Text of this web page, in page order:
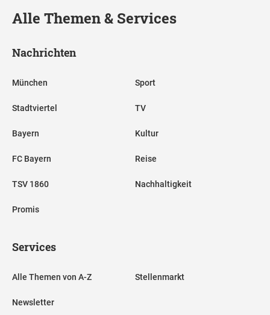
Alle Themen & Services
Nachrichten
München
Stadtviertel
Bayern
FC Bayern
TSV 1860
Promis
Sport
TV
Kultur
Reise
Nachhaltigkeit
Services
Alle Themen von A-Z
Newsletter
Stellenmarkt